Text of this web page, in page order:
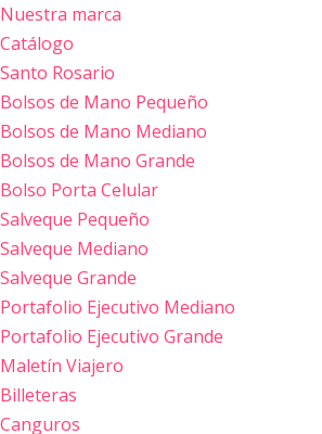
Saltar
Nuestra marca
Catálogo
Santo Rosario
Bolsos de Mano Pequeño
Bolsos de Mano Mediano
Bolsos de Mano Grande
Bolso Porta Celular
Salveque Pequeño
Salveque Mediano
Salveque Grande
Portafolio Ejecutivo Mediano
Portafolio Ejecutivo Grande
Maletín Viajero
Billeteras
Canguros